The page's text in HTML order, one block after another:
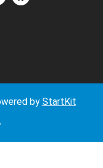
by StartKit